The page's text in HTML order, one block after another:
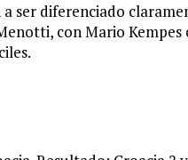
ser diferenciado
con Mario